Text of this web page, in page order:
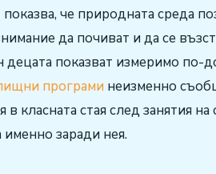
че природната среда
да почиват и да се
децата показват измеримо по-
програми неизменно
в класната стая след занятия
именно заради нея.